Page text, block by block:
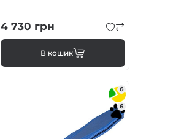
4 730 грн
В кошик
6
6